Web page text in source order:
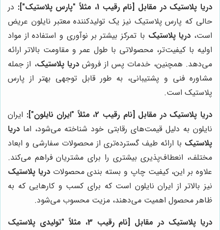
دریا پلاستیک در مقابل [نام رقیب 1، مثلاً "پارس پلاستیک"]:
در
حالی که پارس پلاستیک نیز یک تولیدکننده معتبر نایلون عریض
است، دریا پلاستیک با تمرکز بیشتر بر نوآوری و استفاده از مواد
اولیه با کیفیت‌تر، محصولاتی با طول عمر و مقاومت بالاتر ارائه
می‌دهد. همچنین، خدمات پس از فروش دریا پلاستیک، از جمله
مشاوره فنی و پشتیبانی، به طور قابل توجهی بهتر از پارس
پلاستیک است.
دریا پلاستیک در مقابل [نام رقیب 2، مثلاً "ایران نایلون"]:
ایران
نایلون به دلیل قیمت‌های رقابتی خود شناخته می‌شود، اما دریا
پلاستیک با ارائه طیف گسترده‌تری از محصولات سفارشی و ابعاد
مختلف، انعطاف‌پذیری بیشتری را برای مشتریان فراهم می‌کند.
علاوه بر این، کیفیت چاپ و بسته بندی محصولاتدریا پلاستیک
نیز بالاتر از ایران نایلون است که برای کسب و کارهایی که به
ظاهر محصول اهمیت می‌دهند، مزیت محسوب می‌شود.
دریا پلاستیک در مقابل [نام رقیب 3، مثلاً "تولیدی پلاستیک